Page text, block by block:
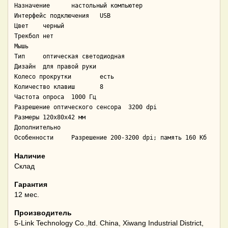
Назначение	настольный компьютер
Интерфейс подключения	USB
Цвет	черный
Трекбол	нет
Мышь
Тип	оптическая светодиодная
Дизайн	для правой руки
Колесо прокрутки	есть
Количество клавиш	8
Частота опроса	1000 Гц
Разрешение оптического сенсора	3200 dpi
Размеры	120x80x42 мм
Дополнительно
Особенности	Разрешение 200-3200 dpi; память 160 Кб
Наличие
Склад
Гарантия
12 мес.
Производитель
5-Link Technology Co.,ltd. China, Xiwang Industrial District,